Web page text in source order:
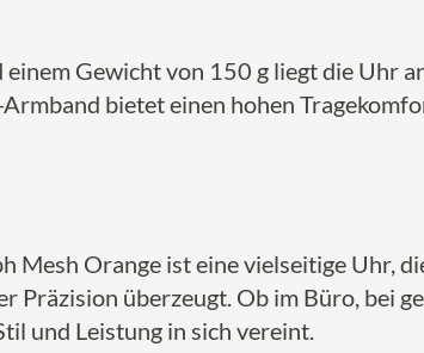
Gewicht von 150 g liegt die Uhr
bietet einen hohen
Mesh Orange ist eine vielseitige Uhr,
Präzision überzeugt. Ob im Büro, bei
und Leistung in sich vereint.